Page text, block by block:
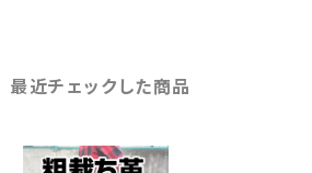
最近チェックした商品